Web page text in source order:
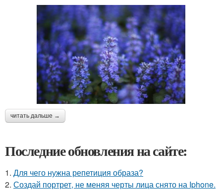
читать дальше →
Последние обновления на сайте:
1. Для чего нужна репетиция образа?
2. Создай портрет, не меняя черты лица снято на Iphone.